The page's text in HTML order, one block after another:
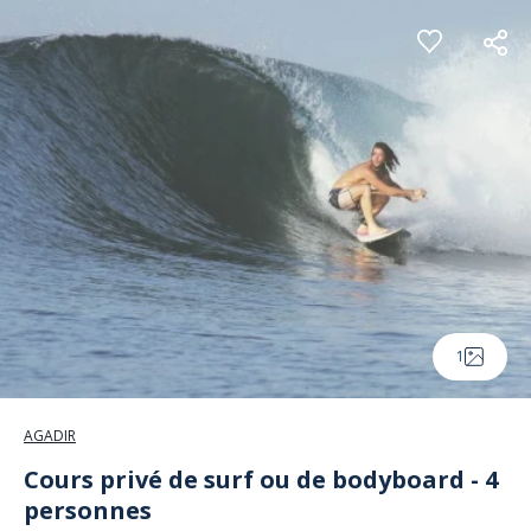
1
AGADIR
Cours privé de surf ou de bodyboard - 4
personnes